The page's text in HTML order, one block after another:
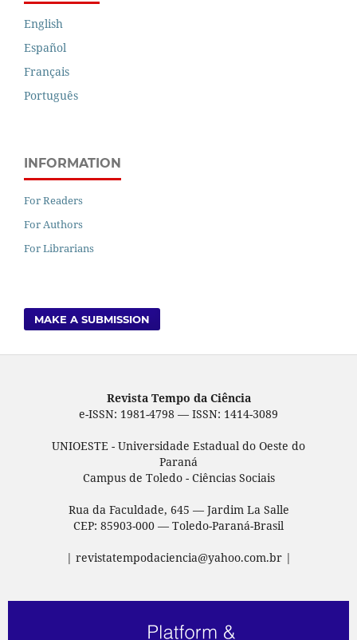
English
Español
Français
Português
INFORMATION
For Readers
For Authors
For Librarians
MAKE A SUBMISSION
Revista Tempo da Ciência
e-ISSN: 1981-4798 — ISSN: 1414-3089
UNIOESTE - Universidade Estadual do Oeste do
Paraná
Campus de Toledo - Ciências Sociais
Rua da Faculdade, 645 — Jardim La Salle
CEP: 85903-000 — Toledo-Paraná-Brasil
| revistatempodaciencia@yahoo.com.br |